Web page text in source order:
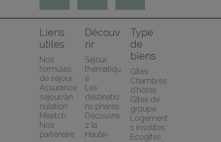
Liens
utiles
Nos
formules
de séjour
Assurance
séjour/an
nulation
Meetch
Nos
partenaire
Découv
rir
Séjour
thématiqu
e
Les
destinatio
ns phares
Découvre
z la
Haute-
Type
de
biens
Gîtes
Chambres
d'hôtes
Gîtes de
groupe
Logement
s insolites
Ecogîtes